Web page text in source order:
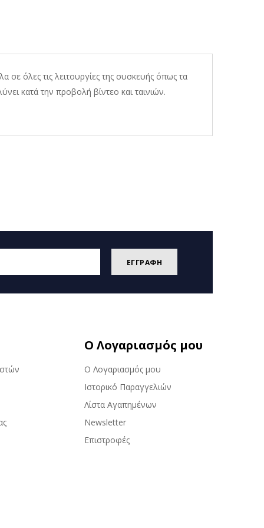
σε όλες τις λειτουργίες της συσκευής όπως τα
κατά την προβολή βίντεο και ταινιών.
ΕΓΓΡΑΦΗ
Ο Λογαριασμός μου
Ο Λογαριασμός μου
Ιστορικό Παραγγελιών
Λίστα Αγαπημένων
Newsletter
Επιστροφές